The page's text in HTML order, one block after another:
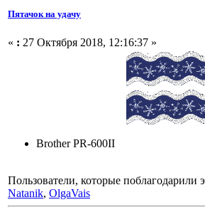
Пятачок на удачу
« : 27 Октября 2018, 12:16:37 »
Brother PR-600II
Пользователи, которые поблагодарили
Natanik, OlgaVais